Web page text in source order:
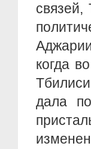
когда
дала